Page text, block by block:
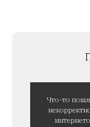
Что-то